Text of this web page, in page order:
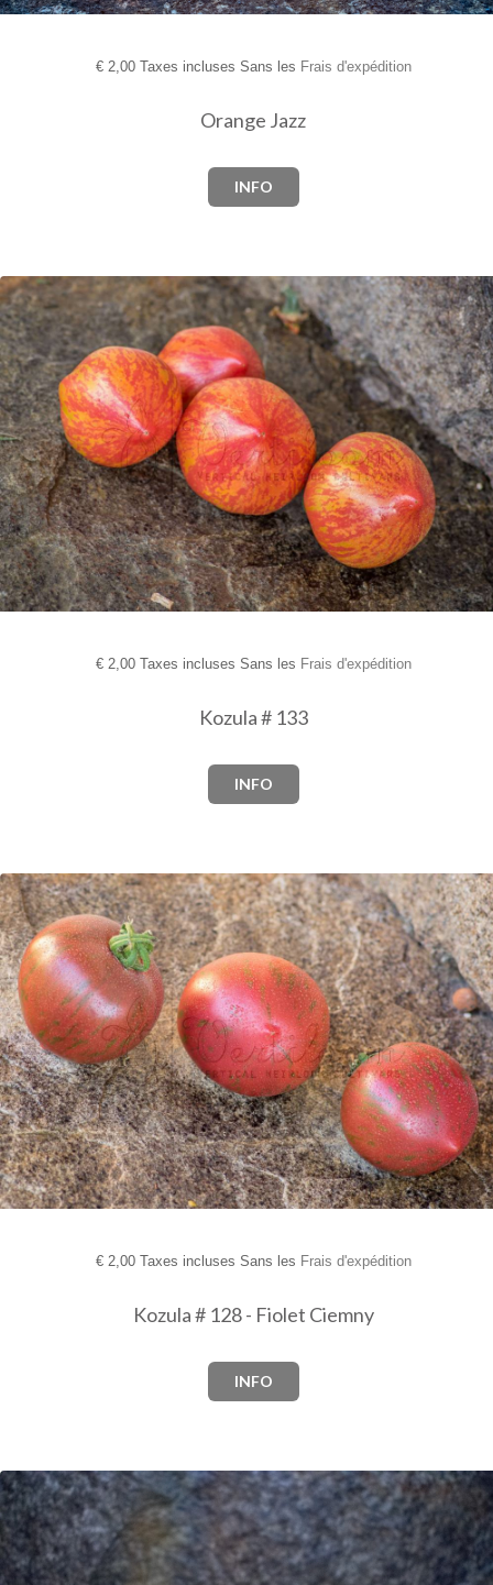
€2,00 Taxes incluses Sans les Frais d'expédition
Orange Jazz
INFO
€2,00 Taxes incluses Sans les Frais d'expédition
Kozula # 133
INFO
€2,00 Taxes incluses Sans les Frais d'expédition
Kozula # 128 - Fiolet Ciemny
INFO